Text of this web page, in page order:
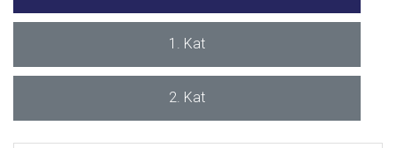
1. Kat
2. Kat